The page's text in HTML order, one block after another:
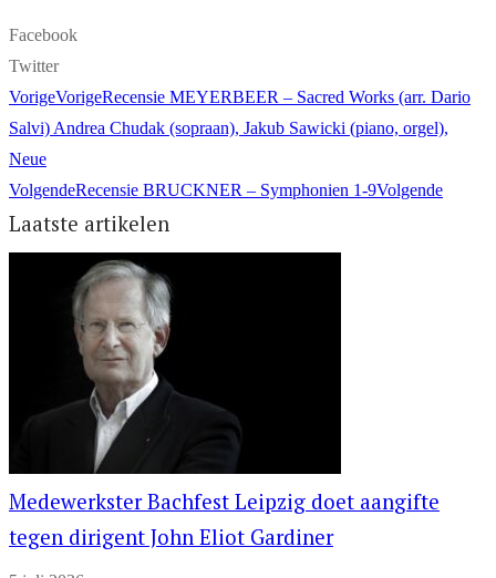
Facebook
Twitter
VorigeVorigeRecensie MEYERBEER – Sacred Works (arr. Dario
Salvi) Andrea Chudak (sopraan), Jakub Sawicki (piano, orgel),
Neue
VolgendeRecensie BRUCKNER – Symphonien 1-9Volgende
Laatste artikelen
Medewerkster Bachfest Leipzig doet aangifte
tegen dirigent John Eliot Gardiner